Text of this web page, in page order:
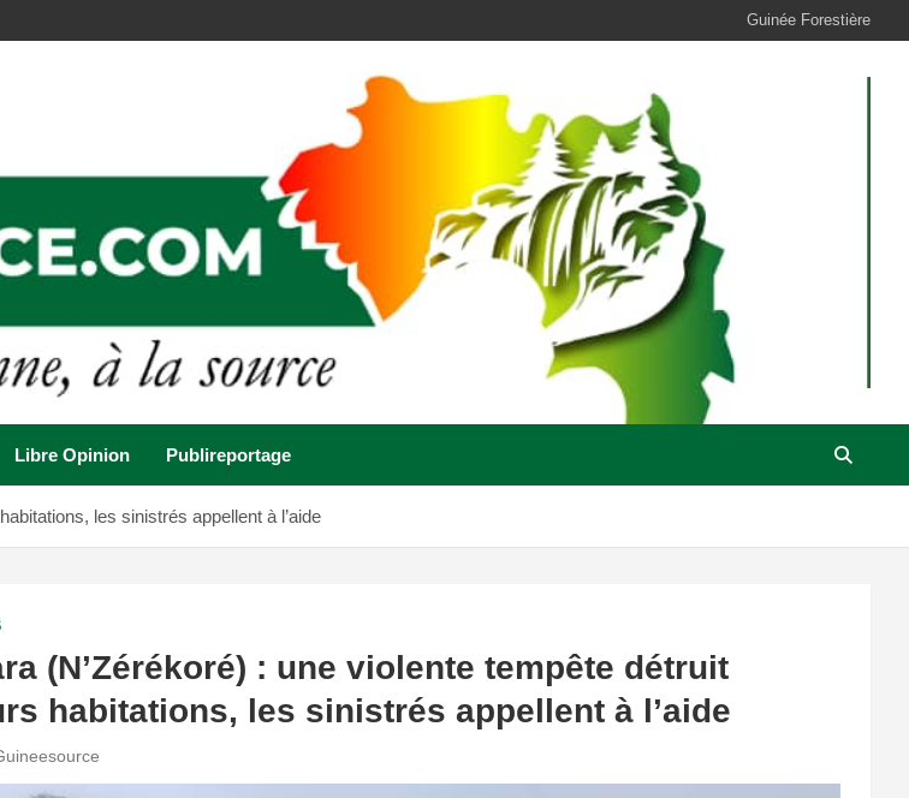
Guinée Forestière
Libre Opinion Publireportage
les sinistrés appellent à l’aide
(N’Zérékoré) : une violente tempête détruit
habitations, les sinistrés appellent à l’aide